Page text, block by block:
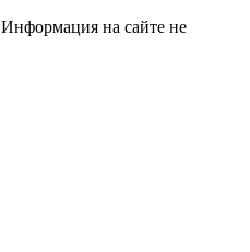
Информация на сайте не